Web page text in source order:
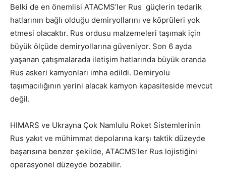
Belki de en önemlisi ATACMS’ler Rus güçlerin tedarik
hatlarının bağlı olduğu demiryollarını ve köprüleri yok
etmesi olacaktır. Rus ordusu malzemeleri taşımak için
büyük ölçüde demiryollarına güveniyor. Son 6 ayda
yaşanan çatışmalarada iletişim hatlarında büyük oranda
Rus askeri kamyonları imha edildi. Demiryolu
taşımacılığının yerini alacak kamyon kapasiteside mevcut
değil.
HIMARS ve Ukrayna Çok Namlulu Roket Sistemlerinin
Rus yakıt ve mühimmat depolarına karşı taktik düzeyde
başarısına benzer şekilde, ATACMS’ler Rus lojistiğini
operasyonel düzeyde bozabilir.